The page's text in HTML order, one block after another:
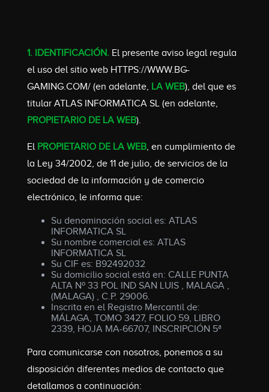
1. IDENTIFICACIÓN.El presente aviso legal regula
el uso del sitio web HTTPS://WWW.BG-
GAMING.COM/ (en adelante, LA WEB), del que es
titular ATLAS INFORMATICA SL (en adelante,
PROPIETARIO DE LA WEB).
El PROPIETARIO DE LA WEB, en cumplimiento de
la Ley 34/2002, de 11 de julio, de servicios de la
sociedad de la información y de comercio
electrónico, le informa que:
Su denominación social es: ATLAS
INFORMATICA SL
Su nombre comercial es: ATLAS
INFORMATICA SL
Su CIF es: B92492032
Su domicilio social está en: CALLE PUNTA
ALTA Nº 33 POL IND SAN LUIS , MALAGA ,
(MALAGA) , C.P. 29006.
Inscrita en el Registro Mercantil de:
MÁLAGA, TOMO 3427, FOLIO 59, LIBRO
2339, HOJA MA-66707, INSCRIPCIÓN 5ª
Para comunicarse con nosotros, ponemos a su
disposición diferentes medios de contacto que
detallamos a continuación: